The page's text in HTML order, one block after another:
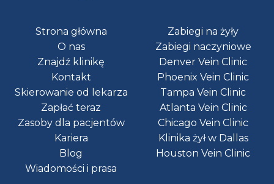
Strona główna
O nas
Znajdź klinikę
Kontakt
Skierowanie od lekarza
Zapłać teraz
Zasoby dla pacjentów
Kariera
Blog
Wiadomości i prasa
Zabiegi na żyły
Zabiegi naczyniowe
Denver Vein Clinic
Phoenix Vein Clinic
Tampa Vein Clinic
Atlanta Vein Clinic
Chicago Vein Clinic
Klinika żył w Dallas
Houston Vein Clinic